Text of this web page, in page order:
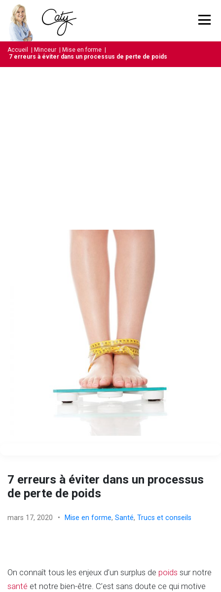
Accueil Minceur Mise en forme
7 erreurs à éviter dans un processus de perte de poids
7 erreurs à éviter dans un processus
de perte de poids
mars 17, 2020 • Mise en forme,Santé,Trucs et conseils
On connaît tous les enjeux d’un surplus de poids sur notre
santé et notre bien-être. C’est sans doute ce qui motive